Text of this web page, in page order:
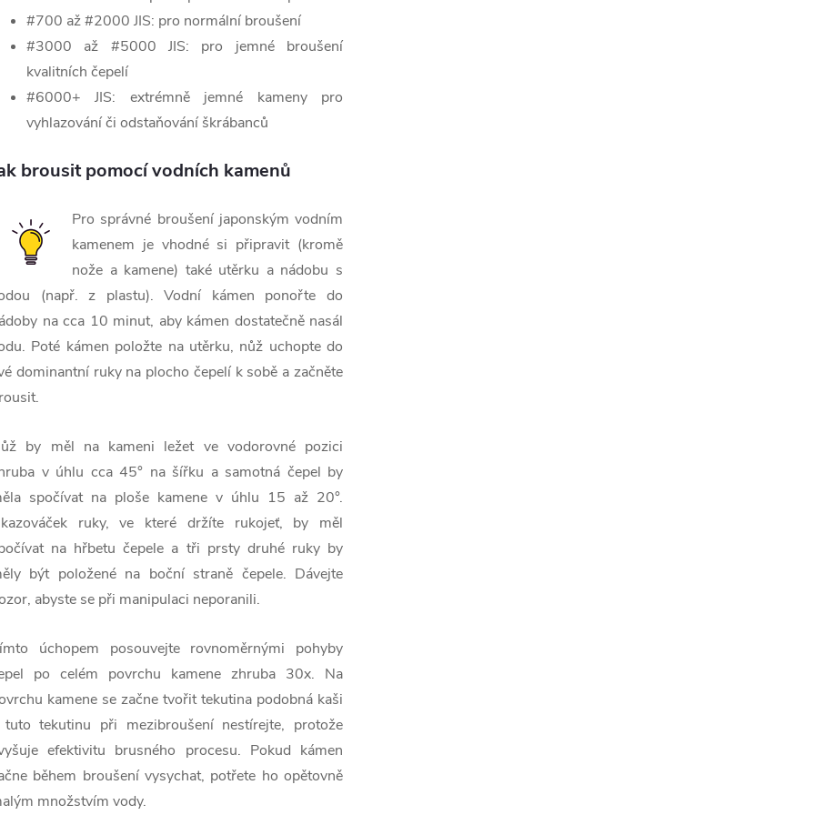
#700 až #2000 JIS: pro normální broušení
#3000 až #5000 JIS: pro jemné broušení
kvalitních čepelí
#6000+ JIS: extrémně jemné kameny pro
vyhlazování či odstaňování škrábanců
brousit pomocí vodních kamenů
Pro správné broušení japonským vodním
kamenem je vhodné si připravit (kromě
nože a kamene) také utěrku a nádobu s
(např. z plastu). Vodní kámen ponořte do
na cca 10 minut, aby kámen dostatečně nasál
Poté kámen položte na utěrku, nůž uchopte do
dominantní ruky na plocho čepelí k sobě a začněte
by měl na kameni ležet ve vodorovné pozici
v úhlu cca 45° na šířku a samotná čepel by
spočívat na ploše kamene v úhlu 15 až 20°.
ruky, ve které držíte rukojeť, by měl
na hřbetu čepele a tři prsty druhé ruky by
být položené na boční straně čepele. Dávejte
abyste se při manipulaci neporanili.
úchopem posouvejte rovnoměrnými pohyby
po celém povrchu kamene zhruba 30x. Na
kamene se začne tvořit tekutina podobná kaši
tekutinu při mezibroušení nestírejte, protože
efektivitu brusného procesu. Pokud kámen
během broušení vysychat, potřete ho opětovně
množstvím vody.